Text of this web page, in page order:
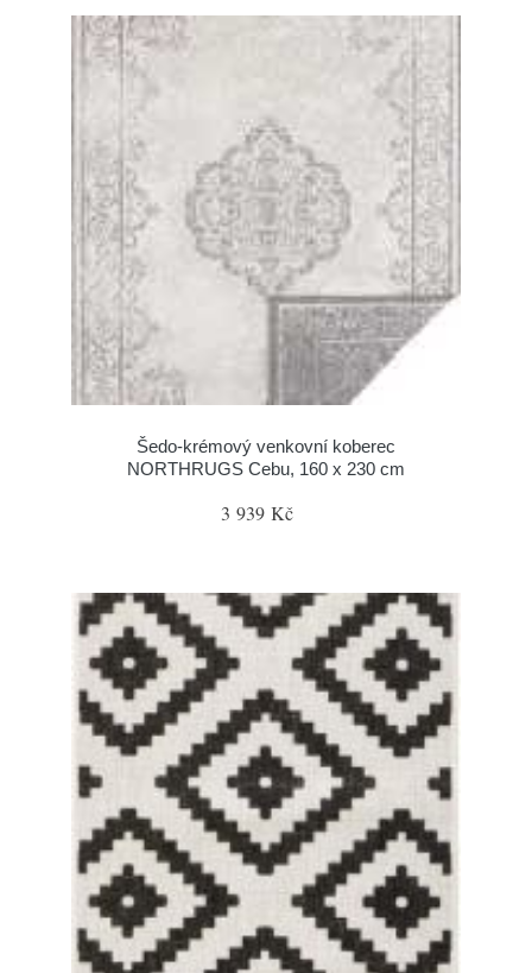
Šedo-krémový venkovní koberec
NORTHRUGS Cebu, 160 x 230 cm
3 939 Kč